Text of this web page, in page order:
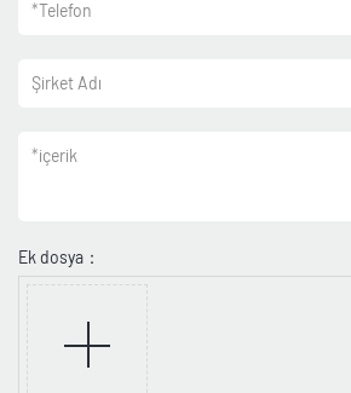
*Telefon
Şirket Adı
*içerik
Ek dosya：